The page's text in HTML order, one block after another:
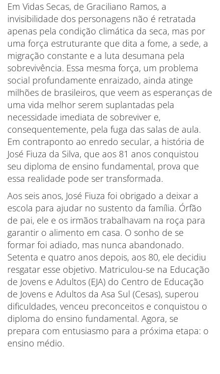
Em Vidas Secas, de Graciliano Ramos, a
invisibilidade dos personagens não é retratada
apenas pela condição climática da seca, mas por
uma força estruturante que dita a fome, a sede, a
migração constante e a luta desumana pela
sobrevivência. Essa mesma força, um problema
social profundamente enraizado, ainda atinge
milhões de brasileiros, que veem as esperanças de
uma vida melhor serem suplantadas pela
necessidade imediata de sobreviver e,
consequentemente, pela fuga das salas de aula.
Em contraponto ao enredo secular, a história de
José Fiuza da Silva, que aos 81 anos conquistou
seu diploma de ensino fundamental, prova que
essa realidade pode ser transformada.
Aos seis anos, José Fiuza foi obrigado a deixar a
escola para ajudar no sustento da família. Órfão
de pai, ele e os irmãos trabalhavam na roça para
garantir o alimento em casa. O sonho de se
formar foi adiado, mas nunca abandonado.
Setenta e quatro anos depois, aos 80, ele decidiu
resgatar esse objetivo. Matriculou-se na Educação
de Jovens e Adultos (EJA) do Centro de Educação
de Jovens e Adultos da Asa Sul (Cesas), superou
dificuldades, venceu preconceitos e conquistou o
diploma do ensino fundamental. Agora, se
prepara com entusiasmo para a próxima etapa: o
ensino médio.